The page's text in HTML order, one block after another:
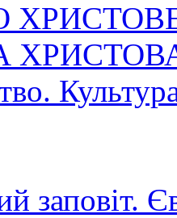
заповіт.